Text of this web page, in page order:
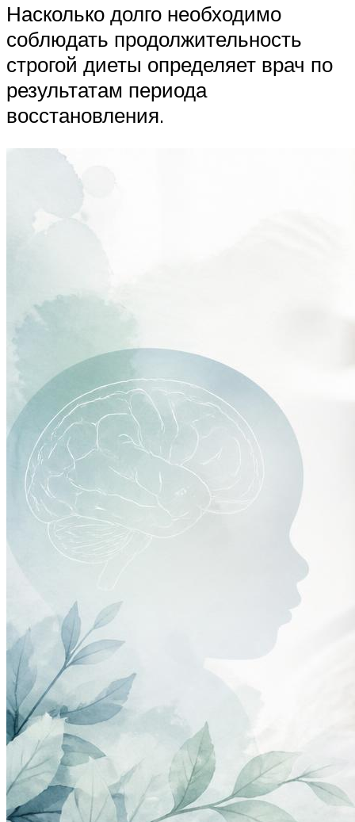
Насколько долго необходимо
соблюдать продолжительность
строгой диеты определяет врач по
результатам периода
восстановления.